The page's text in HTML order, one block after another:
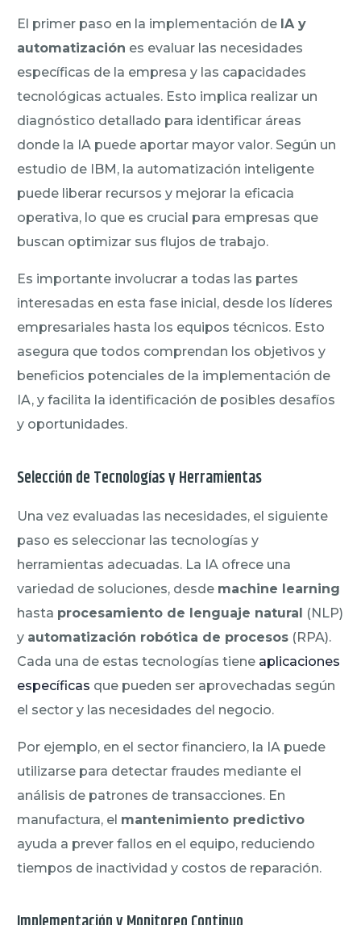
El primer paso en la implementación de IA y
automatización es evaluar las necesidades
específicas de la empresa y las capacidades
tecnológicas actuales. Esto implica realizar un
diagnóstico detallado para identificar áreas
donde la IA puede aportar mayor valor. Según un
estudio de IBM, la automatización inteligente
puede liberar recursos y mejorar la eficacia
operativa, lo que es crucial para empresas que
buscan optimizar sus flujos de trabajo.
Es importante involucrar a todas las partes
interesadas en esta fase inicial, desde los líderes
empresariales hasta los equipos técnicos. Esto
asegura que todos comprendan los objetivos y
beneficios potenciales de la implementación de
IA, y facilita la identificación de posibles desafíos
y oportunidades.
Selección de Tecnologías y Herramientas
Una vez evaluadas las necesidades, el siguiente
paso es seleccionar las tecnologías y
herramientas adecuadas. La IA ofrece una
variedad de soluciones, desde machine learning
hasta procesamiento de lenguaje natural (NLP)
y automatización robótica de procesos (RPA).
Cada una de estas tecnologías tiene aplicaciones
específicas que pueden ser aprovechadas según
el sector y las necesidades del negocio.
Por ejemplo, en el sector financiero, la IA puede
utilizarse para detectar fraudes mediante el
análisis de patrones de transacciones. En
manufactura, el mantenimiento predictivo
ayuda a prever fallos en el equipo, reduciendo
tiempos de inactividad y costos de reparación.